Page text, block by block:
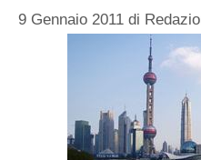
9 Gennaio 2011 di